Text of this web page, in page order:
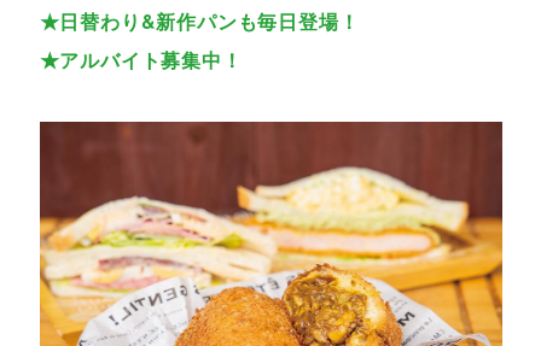
★日替わり&新作パンも毎日登場！
★アルバイト募集中！